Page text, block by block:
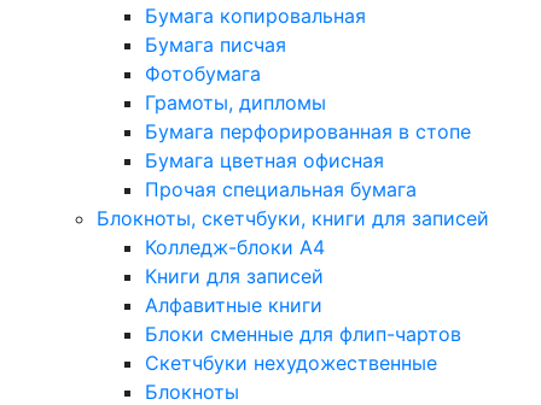
Бумага копировальная
Бумага писчая
Фотобумага
Грамоты, дипломы
Бумага перфорированная в стопе
Бумага цветная офисная
Прочая специальная бумага
Блокноты, скетчбуки, книги для записей
Колледж-блоки А4
Книги для записей
Алфавитные книги
Блоки сменные для флип-чартов
Скетчбуки нехудожественные
Блокноты